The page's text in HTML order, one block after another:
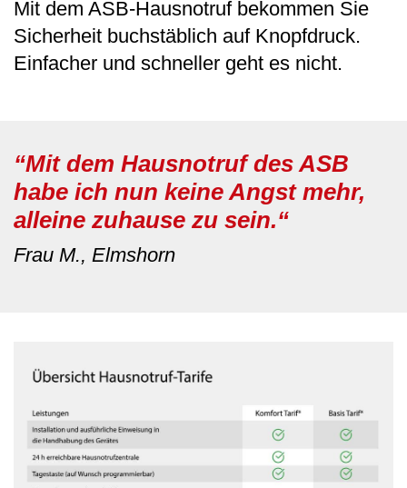
Mit dem ASB-Hausnotruf bekommen Sie
Sicherheit buchstäblich auf Knopfdruck.
Einfacher und schneller geht es nicht.
“Mit dem Hausnotruf des ASB
habe ich nun keine Angst mehr,
alleine zuhause zu sein.“
Frau M., Elmshorn